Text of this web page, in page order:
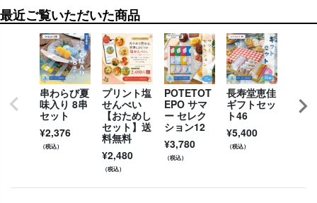
最近ご覧いただいた商品
串わらび夏
味入り 8串
セット
¥2,376
（税込）
プリント塩
せんべい
【おためし
セット】送
料無料
¥2,480
（税込）
POTETOT
EPO サマ
ー セレク
ション12
¥3,780
（税込）
長寿堂恵佳
ギフトセッ
ト46
¥5,400
（税込）